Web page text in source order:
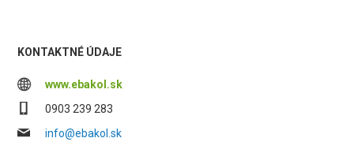
KONTAKTNÉ ÚDAJE
www.ebakol.sk
0903 239 283
info@ebakol.sk